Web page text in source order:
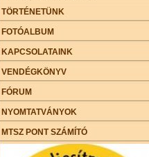
TÖRTÉNETÜNK
FOTÓALBUM
KAPCSOLATAINK
VENDÉGKÖNYV
FÓRUM
NYOMTATVÁNYOK
MTSZ PONT SZÁMÍTÓ